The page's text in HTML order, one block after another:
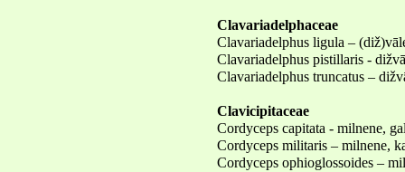
Clavariadelphaceae
Clavariadelphus ligula –
Clavariadelphus pistillaris -
Clavariadelphus truncatus –
Clavicipitaceae
Cordyceps capitata - milnene,
Cordyceps militaris – milnene,
Cordyceps ophioglossoides –